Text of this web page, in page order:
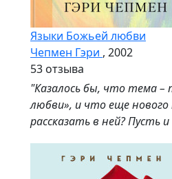
Языки Божьей любви
Чепмен Гэри , 2002
53 отзыва
"Казалось бы, что тема –
любви», и что еще
рассказать в ней? Пусть и